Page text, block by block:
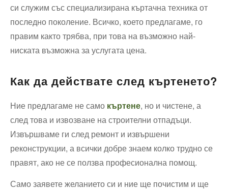
си служим със специализирана къртачна техника от
последно поколение. Всичко, което предлагаме, го
правим както трябва, при това на възможно най-
ниската възможна за услугата цена.
Как да действате след къртенето?
Ние предлагаме не само къртене, но и чистене, а
след това и извозване на строителни отпадъци.
Извършваме ги след ремонт и извършени
реконструкции, а всички добре знаем колко трудно се
правят, ако не се ползва професионална помощ.
Само заявете желанието си и ние ще почистим и ще